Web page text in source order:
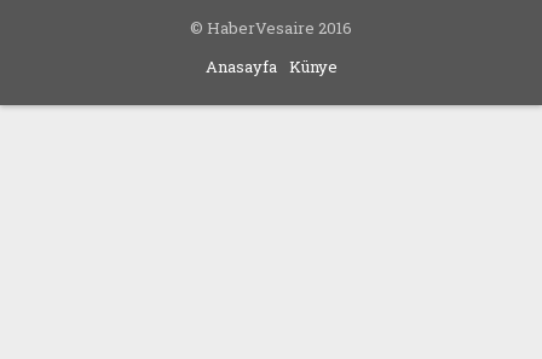
© HaberVesaire 2016
Anasayfa Künye